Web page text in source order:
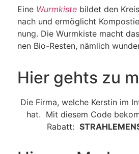
Eine Wurm­kis­te bil­det den
nach und ermög­licht
nung. Die Wurm­kis­te macht
nen Bio-Res­ten, näm­lich
Hier gehts zu
Die Fir­ma, wel­che Kers­tin im
hat. Mit die­sem Code
Rabatt: